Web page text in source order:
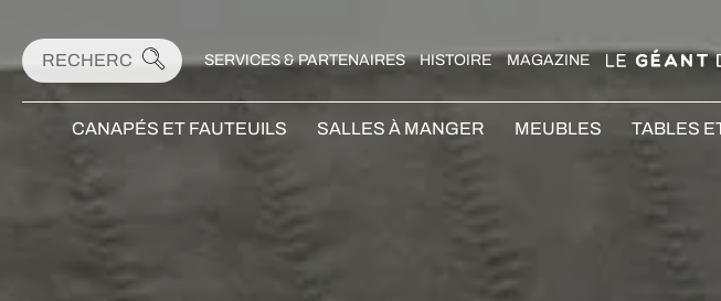
SERVICES & PARTENAIRES HISTOIRE MAGAZINE
CANAPÉS ET FAUTEUILS SALLES À MANGER MEUBLES TABLES